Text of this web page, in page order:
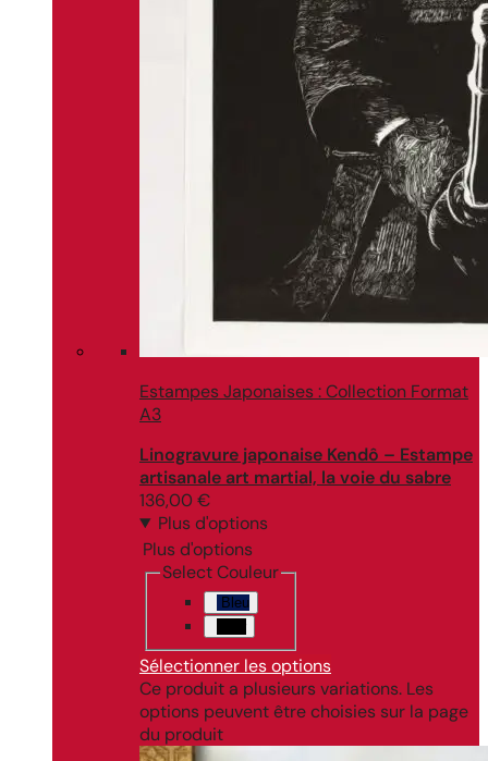
Estampes Japonaises : Collection Format
A3
Linogravure japonaise Kendô – Estampe
artisanale art martial, la voie du sabre
136,00 €
Plus d'options
Plus d'options
Select Couleur
Bleu
Sélectionner les options
Ce produit a plusieurs variations. Les
options peuvent être choisies sur la page
du produit